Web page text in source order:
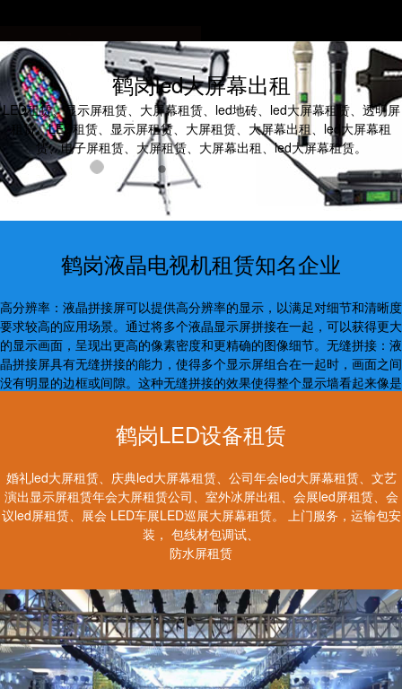
鹤岗led大屏幕出租
LED租赁、显示屏租赁、大屏幕租赁、led地砖、led大屏幕租赁、透明屏
租赁、LED租赁、显示屏租赁、大屏租赁、大屏幕出租、led大屏幕租
赁、电子屏租赁、大屏租赁、大屏幕出租、led大屏幕租赁。
鹤岗液晶电视机租赁知名企业
高分辨率：液晶拼接屏可以提供高分辨率的显示，以满足对细节和清晰度
要求较高的应用场景。通过将多个液晶显示屏拼接在一起，可以获得更大
的显示画面，呈现出更高的像素密度和更精确的图像细节。无缝拼接：液
晶拼接屏具有无缝拼接的能力，使得多个显示屏组合在一起时，画面之间
没有明显的边框或间隙。这种无缝拼接的效果使得整个显示墙看起来像是
鹤岗LED设备租赁
婚礼led大屏租赁、庆典led大屏幕租赁、公司年会led大屏幕租赁、文艺
演出显示屏租赁年会大屏租赁公司、室外冰屏出租、会展led屏租赁、会
议led屏租赁、展会 LED车展LED巡展大屏幕租赁。 上门服务，运输包安
装， 包线材包调试、
防水屏租赁